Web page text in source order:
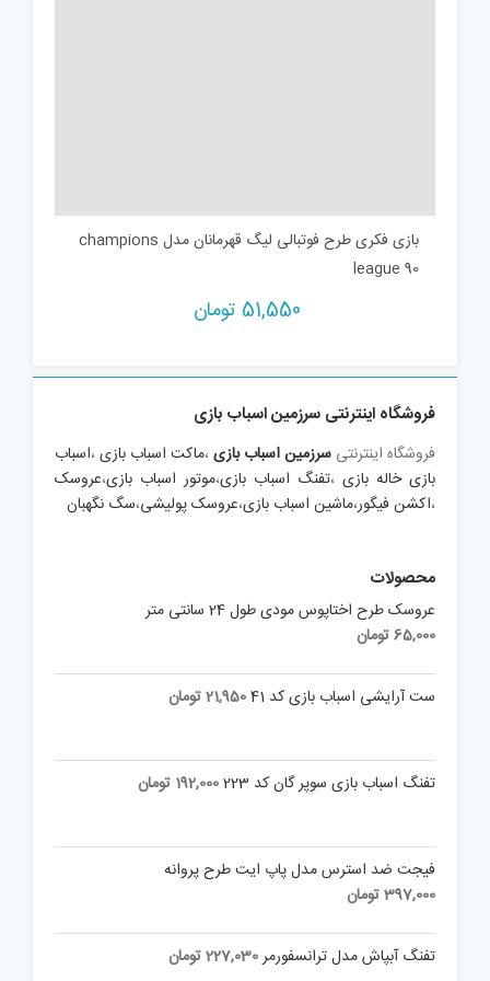
بازی فکری طرح فوتبالی لیگ قهرمانان مدل champions
league 90
51,550 تومان
فروشگاه اینترنتی سرزمین اسباب بازی
فروشگاه اینترنتی سرزمین اسباب بازی،ماکت اسباب بازی،اسباب
بازی خاله بازی ،تفنگ اسباب بازی،موتور اسباب بازی،عروسک
،اکشن فیگور،ماشین اسباب بازی،عروسک پولیشی،سگ نگهبان
محصولات
عروسک طرح اختاپوس مودی طول 24 سانتی متر
65,000تومان
ست آرایشی اسباب بازی کد 41 21,950تومان
تفنگ اسباب بازی سوپر گان کد 223 192,000 تومان
فیجت ضد استرس مدل پاپ ایت طرح پروانه
397,000تومان
تفنگ آبپاش مدل ترانسفورمر227,030تومان